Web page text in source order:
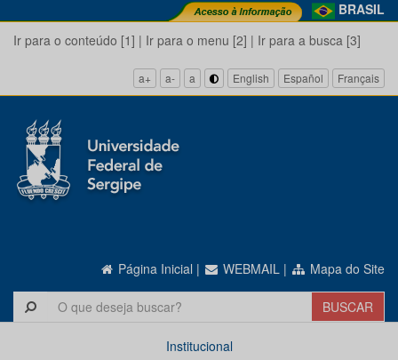
BRASIL
Ir para o conteúdo [1] | Ir para o menu [2] | Ir para a busca [3]
a+ a- a English Español Français
Página Inicial | WEBMAIL | Mapa do Site
Institucional